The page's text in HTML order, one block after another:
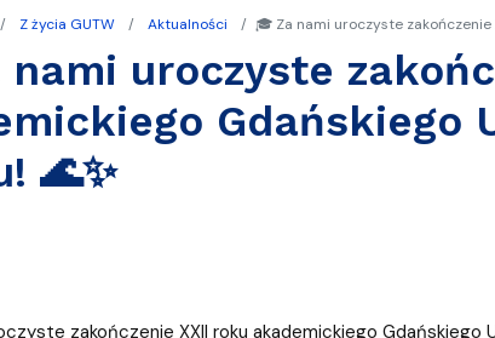
WWW
z TPG
Z życia GUTW Aktualności 🎓 Za nami uroczyste
nami uroczyste
Gdańskiego
🌊✨
zakończenie XXII roku akademickiego Gdańskiego